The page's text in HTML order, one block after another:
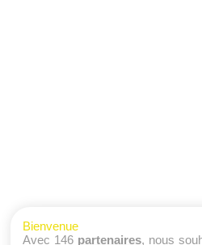
Bienvenue
Avec 146 partenaires, nous